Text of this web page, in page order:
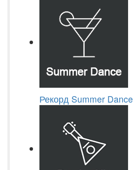
Рекорд Summer Dance